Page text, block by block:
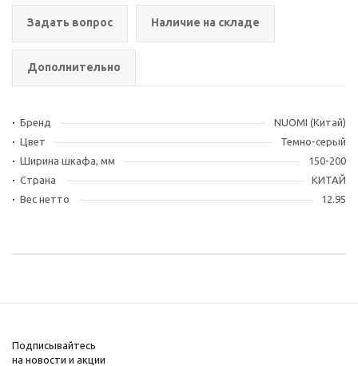
Задать вопрос Наличие на складе
Дополнительно
Бренд
NUOMI (Китай)
Цвет
Темно-серый
Ширина шкафа, мм
150-200
Страна
КИТАЙ
Вес нетто
12.95
Подписывайтесь
на новости и акции